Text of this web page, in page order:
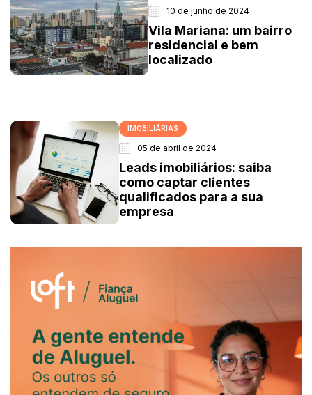
10 de junho de 2024
Vila Mariana: um bairro
residencial e bem
localizado
IMOBILIÁRIAS
05 de abril de 2024
Leads imobiliários: saiba
como captar clientes
qualificados para a sua
empresa